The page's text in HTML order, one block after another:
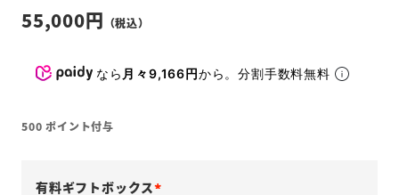
55,000
なら 月々9,166円から。分割手数料無料
500 ポイント付与
有料ギフトボックス